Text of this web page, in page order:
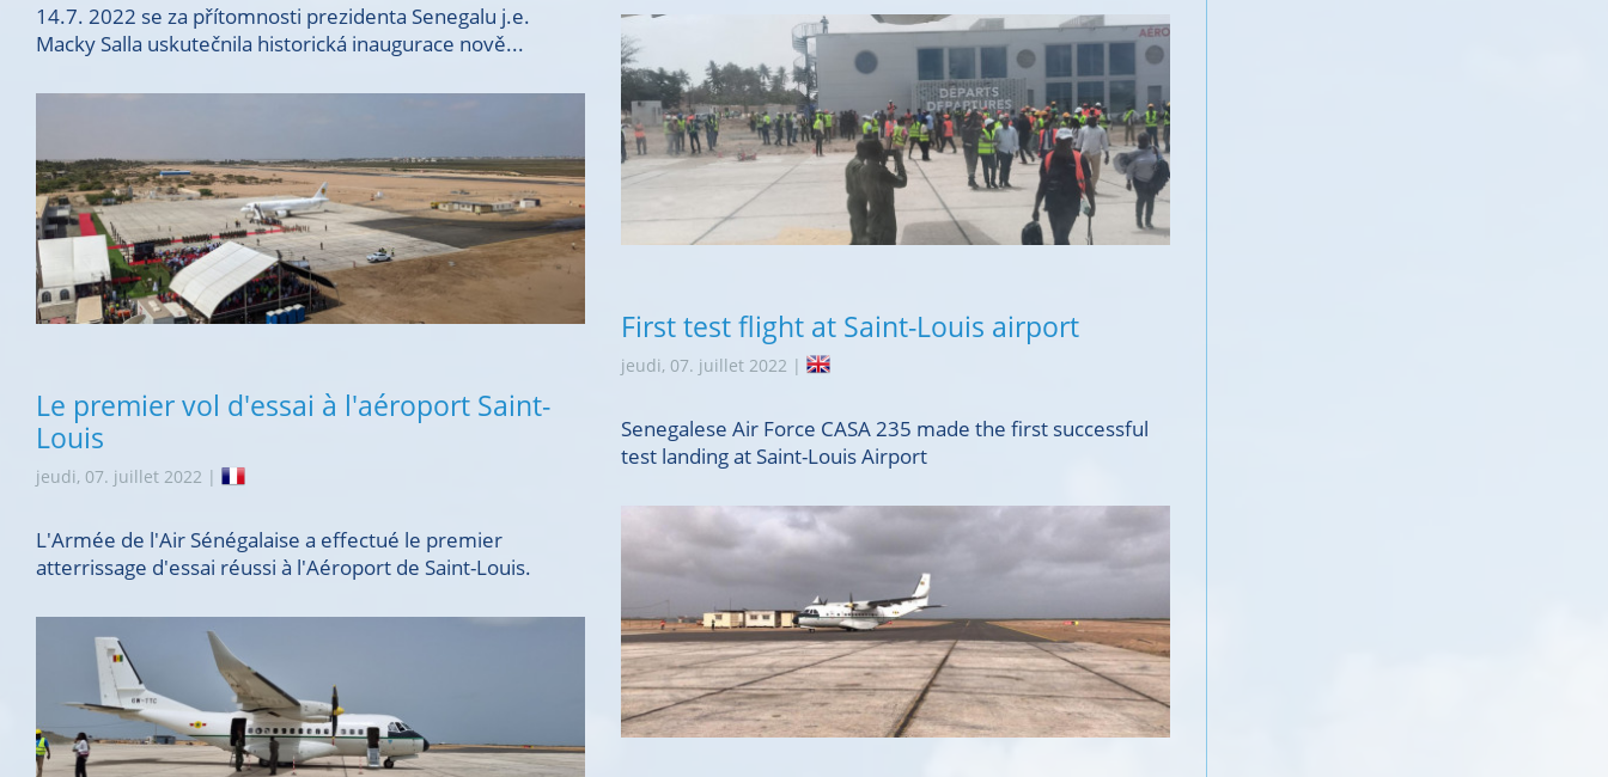
14.7. 2022 se za přítomnosti prezidenta Senegalu j.e.
Macky Salla uskutečnila historická inaugurace nově...
Le premier vol d'essai à l'aéroport Saint-
Louis
jeudi, 07. juillet 2022 |
L'Armée de l'Air Sénégalaise a effectué le premier
atterrissage d'essai réussi à l'Aéroport de Saint-Louis.
First test flight at Saint-Louis airport
jeudi, 07. juillet 2022 |
Senegalese Air Force CASA 235 made the first successful
test landing at Saint-Louis Airport